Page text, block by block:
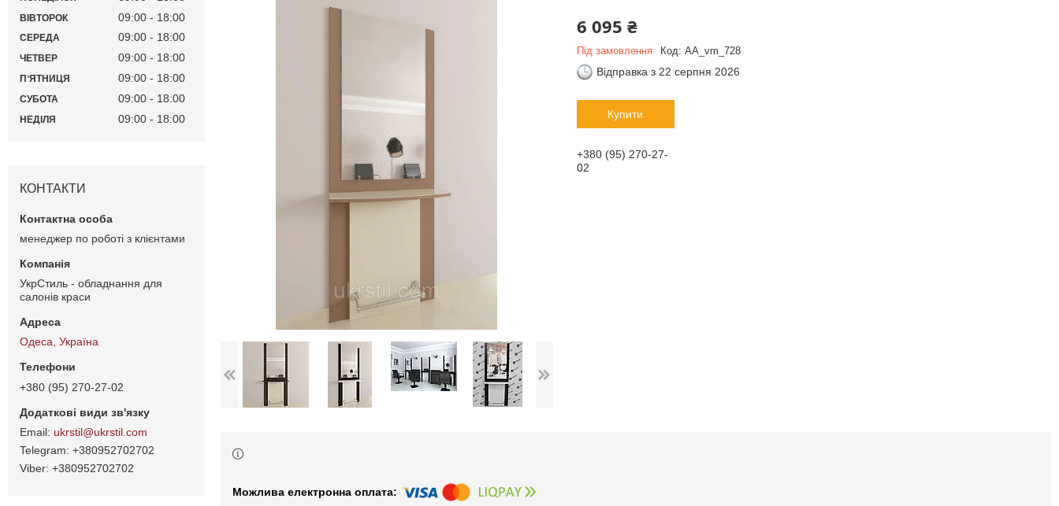
6 095 ₴
Під замовлення Код: AA_vm_728
Відправка з 22 серпня 2026
Купити
+380 (95) 270-27-
02
ВІВТОРОК 09:00 18:00
СЕРЕДА 09:00 18:00
ЧЕТВЕР 09:00 18:00
ПʼЯТНИЦЯ 09:00 18:00
СУБОТА 09:00 18:00
НЕДІЛЯ 09:00 18:00
КОНТАКТИ
менеджер по роботі з клієнтами
УкрСтиль - обладнання для
салонів краси
Одеса, Україна
+380 (95) 270-27-02
ukrstil@ukrstil.com
+380952702702
+380952702702